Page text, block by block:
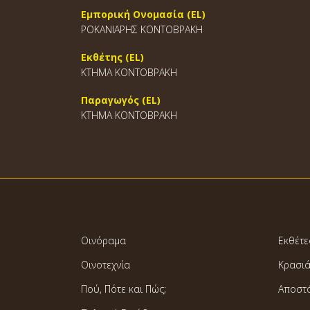
Εμπορική Ονομασία (EL)
ΡΟΚΑΝΙΑΡΗΣ ΚΟΝΤΟΒΡΑΚΗ
Εκθέτης (EL)
ΚΤΗΜΑ ΚΟΝΤΟΒΡΑΚΗ
Παραγωγός (EL)
ΚΤΗΜΑ ΚΟΝΤΟΒΡΑΚΗ
Οινόραμα
Οινοτεχνία
Πού, Πότε και Πώς;
Κρασιά